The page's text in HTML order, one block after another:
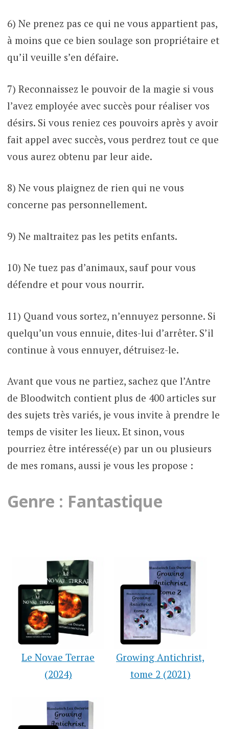
6) Ne prenez pas ce qui ne vous appartient pas,
à moins que ce bien soulage son propriétaire et
qu’il veuille s’en défaire.
7) Reconnaissez le pouvoir de la magie si vous
l’avez employée avec succès pour réaliser vos
désirs. Si vous reniez ces pouvoirs après y avoir
fait appel avec succès, vous perdrez tout ce que
vous aurez obtenu par leur aide.
8) Ne vous plaignez de rien qui ne vous
concerne pas personnellement.
9) Ne maltraitez pas les petits enfants.
10) Ne tuez pas d’animaux, sauf pour vous
défendre et pour vous nourrir.
11) Quand vous sortez, n’ennuyez personne. Si
quelqu’un vous ennuie, dites-lui d’arrêter. S’il
continue à vous ennuyer, détruisez-le.
Avant que vous ne partiez, sachez que l’Antre
de Bloodwitch contient plus de 400 articles sur
des sujets très variés, je vous invite à prendre le
temps de visiter les lieux. Et sinon, vous
pourriez être intéressé(e) par un ou plusieurs
de mes romans, aussi je vous les propose :
Genre : Fantastique
Le Novae Terrae
(2024)
Growing Antichrist,
tome 2 (2021)